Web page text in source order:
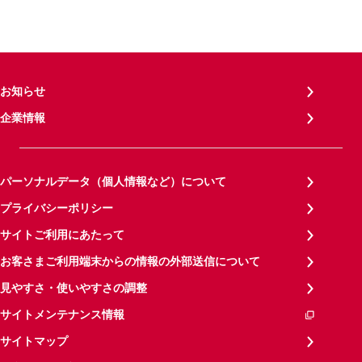
お知らせ
企業情報
パーソナルデータ（個人情報など）について
プライバシーポリシー
サイトご利用にあたって
お客さまご利用端末からの情報の外部送信について
見やすさ・使いやすさの調整
サイトメンテナンス情報
サイトマップ